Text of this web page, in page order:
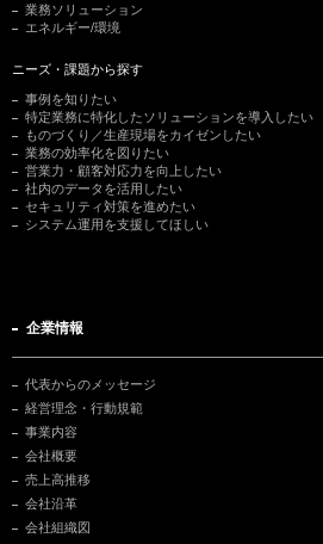
業務ソリューション
エネルギー/環境
ニーズ・課題から探す
事例を知りたい
特定業務に特化したソリューションを導入したい
ものづくり／生産現場をカイゼンしたい
業務の効率化を図りたい
営業力・顧客対応力を向上したい
社内のデータを活用したい
セキュリティ対策を進めたい
システム運用を支援してほしい
企業情報
代表からのメッセージ
経営理念・行動規範
事業内容
会社概要
売上高推移
会社沿革
会社組織図